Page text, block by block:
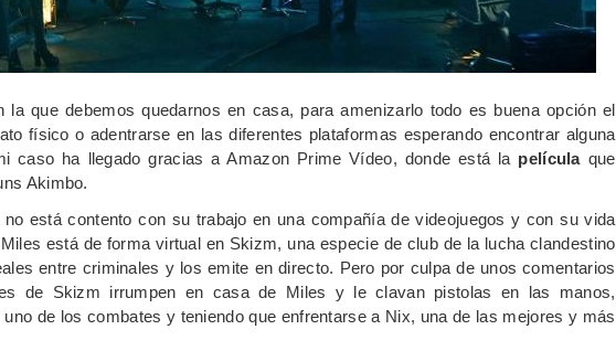
la que debemos quedarnos en casa, para amenizarlo todo es buena opción el
físico o adentrarse en las diferentes plataformas esperando encontrar alguna
caso ha llegado gracias a Amazon Prime Vídeo, donde está la películaque
Akimbo.
está contento con su trabajo en una compañía de videojuegos y con su vida
está de forma virtual en Skizm, una especie de club de la lucha clandestino
entre criminales y los emite en directo. Pero por culpa de unos comentarios
de Skizm irrumpen en casa de Miles y le clavan pistolas en las manos,
de los combates y teniendo que enfrentarse a Nix, una de las mejores y más